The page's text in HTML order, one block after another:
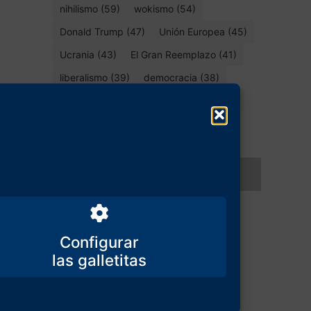
Configurar
nihilismo (59)
wokismo (54)
Donald Trump (47)
Unión Europea (45)
Ucrania (43)
El Gran Reemplazo (41)
liberalismo (39)
democracia (38)